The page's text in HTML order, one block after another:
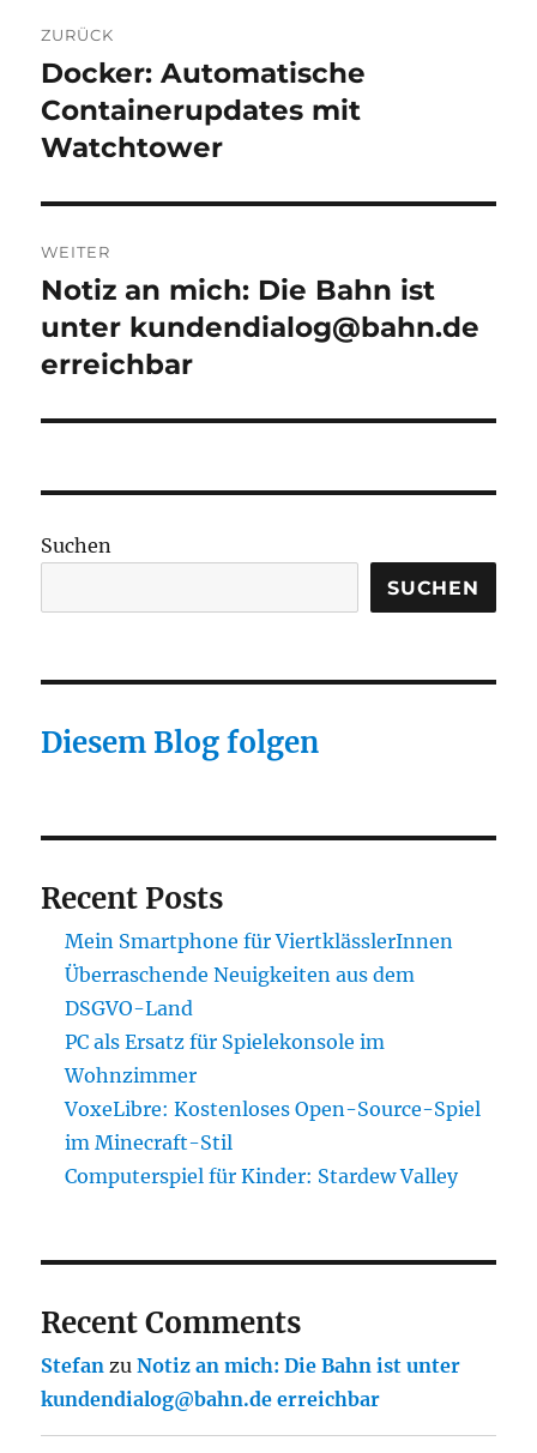
ZURÜCK
Vorheriger
Beitrag:
Docker: Automatische
Containerupdates mit
Watchtower
WEITER
Nächster
Beitrag:
Notiz an mich: Die Bahn ist
unter kundendialog@bahn.de
erreichbar
Suchen
SUCHEN
Diesem Blog folgen
Recent Posts
Mein Smartphone für ViertklässlerInnen
Überraschende Neuigkeiten aus dem
DSGVO-Land
PC als Ersatz für Spielekonsole im
Wohnzimmer
VoxeLibre: Kostenloses Open-Source-Spiel
im Minecraft-Stil
Computerspiel für Kinder: Stardew Valley
Recent Comments
Stefan zuNotiz an mich: Die Bahn ist unter
kundendialog@bahn.de erreichbar